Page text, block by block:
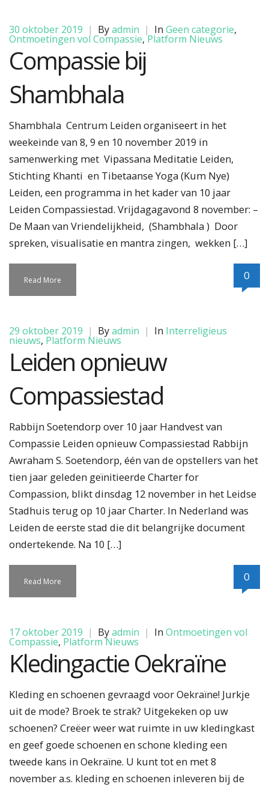
30 oktober 2019 | Byadmin | In Geen categorie,
Ontmoetingen vol Compassie,Platform Nieuws
Compassie bij
Shambhala
Shambhala Centrum Leiden organiseert in het
weekeinde van 8, 9 en 10 november 2019 in
samenwerking met Vipassana Meditatie Leiden,
Stichting Khanti en Tibetaanse Yoga (Kum Nye)
Leiden, een programma in het kader van 10 jaar
Leiden Compassiestad. Vrijdagagavond 8 november: –
De Maan van Vriendelijkheid, (Shambhala ) Door
spreken, visualisatie en mantra zingen, wekken […]
Read More 0
29 oktober 2019 | Byadmin | In Interreligieus
nieuws, Platform Nieuws
Leiden opnieuw
Compassiestad
Rabbijn Soetendorp over 10 jaar Handvest van
Compassie Leiden opnieuw Compassiestad Rabbijn
Awraham S. Soetendorp, één van de opstellers van het
tien jaar geleden geïnitieerde Charter for
Compassion, blikt dinsdag 12 november in het Leidse
Stadhuis terug op 10 jaar Charter. In Nederland was
Leiden de eerste stad die dit belangrijke document
ondertekende. Na 10 […]
Read More 0
17 oktober 2019 | Byadmin | In Ontmoetingen vol
Compassie, Platform Nieuws
Kledingactie Oekraïne
Kleding en schoenen gevraagd voor Oekraïne! Jurkje
uit de mode? Broek te strak? Uitgekeken op uw
schoenen? Creëer weer wat ruimte in uw kledingkast
en geef goede schoenen en schone kleding een
tweede kans in Oekraïne. U kunt tot en met 8
november a.s. kleding en schoenen inleveren bij de